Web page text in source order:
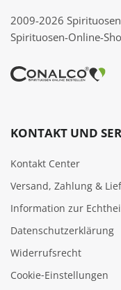
2009-2026
Spirituosen-Online-
KONTAKT UND
Kontakt Center
Versand, Zahlung &
Information zur
Datenschutzerklärung
Widerrufsrecht
Cookie‑Einstellungen